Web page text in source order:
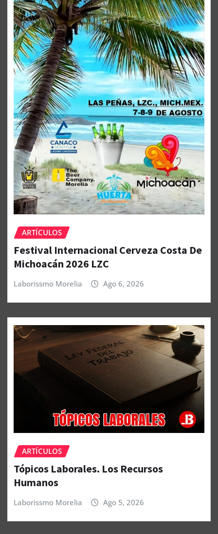
ARTÍCULOS
Festival Internacional Cerveza Costa De
Michoacán 2026 LZC
Laborissmo Morelia Ago 6, 2026
ARTÍCULOS
Tópicos Laborales. Los Recursos
Humanos
Laborissmo Morelia Ago 5, 2026